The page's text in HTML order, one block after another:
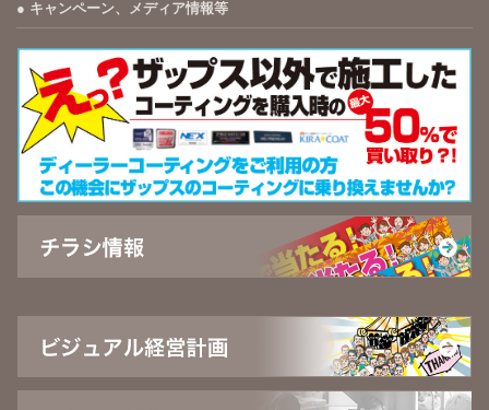
キャンペーン、メディア情報等